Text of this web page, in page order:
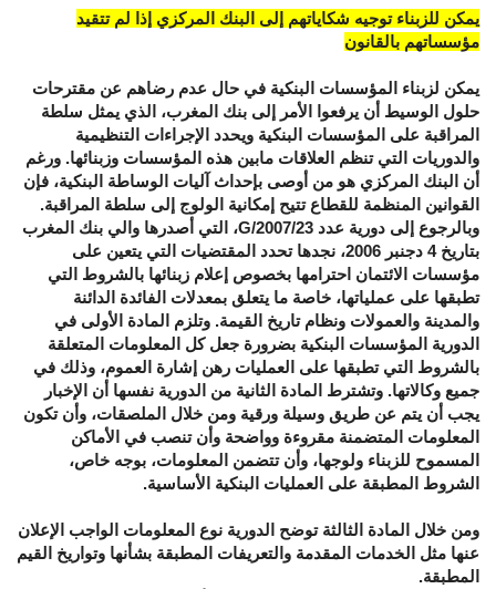
يمكن للزبناء توجيه شكاياتهم إلى البنك المركزي إذا لم تتقيد
مؤسساتهم بالقانون
يمكن لزبناء المؤسسات البنكية في حال عدم رضاهم عن مقترحات
حلول الوسيط أن يرفعوا الأمر إلى بنك المغرب، الذي يمثل سلطة
المراقبة على المؤسسات البنكية ويحدد الإجراءات التنظيمية
والدوريات التي تنظم العلاقات مابين هذه المؤسسات وزبنائها. ورغم
أن البنك المركزي هو من أوصى بإحداث آليات الوساطة البنكية، فإن
القوانين المنظمة للقطاع تتيح إمكانية الولوج إلى سلطة المراقبة.
وبالرجوع إلى دورية عدد 23/G/2007، التي أصدرها والي بنك المغرب
بتاريخ 4 دجنبر 2006، نجدها تحدد المقتضيات التي يتعين على
مؤسسات الائتمان احترامها بخصوص إعلام زبنائها بالشروط التي
تطبقها على عملياتها، خاصة ما يتعلق بمعدلات الفائدة الدائنة
والمدينة والعمولات ونظام تاريخ القيمة. وتلزم المادة الأولى في
الدورية المؤسسات البنكية بضرورة جعل كل المعلومات المتعلقة
بالشروط التي تطبقها على العمليات رهن إشارة العموم، وذلك في
جميع وكالاتها. وتشترط المادة الثانية من الدورية نفسها أن الإخبار
يجب أن يتم عن طريق وسيلة ورقية ومن خلال الملصقات، وأن تكون
المعلومات المتضمنة مقروءة وواضحة وأن تنصب في الأماكن
المسموح للزبناء ولوجها، وأن تتضمن المعلومات، بوجه خاص،
الشروط المطبقة على العمليات البنكية الأساسية.
ومن خلال المادة الثالثة توضح الدورية نوع المعلومات الواجب الإعلان
عنها مثل الخدمات المقدمة والتعريفات المطبقة بشأنها وتواريخ القيم
المطبقة.